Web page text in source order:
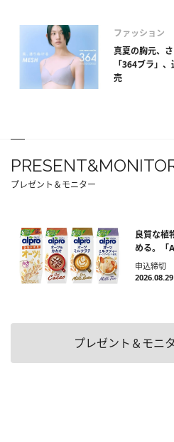
ファッション
真夏の胸元、
「364ブラ」
売
プレゼント＆モニター
良質な植
める。「
申込締切
プレゼント＆モニ